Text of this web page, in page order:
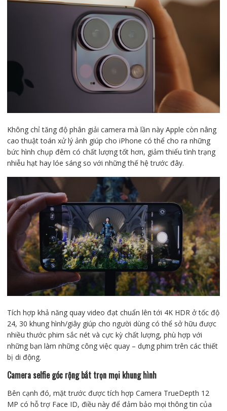
Không chỉ tăng độ phân giải camera mà lần này Apple còn nâng
cao thuật toán xử lý ảnh giúp cho iPhone có thể cho ra những
bức hình chụp đêm có chất lượng tốt hơn, giảm thiểu tình trạng
nhiễu hạt hay lóe sáng so với những thế hệ trước đây.
Tích hợp khả năng quay video đạt chuẩn lên tới 4K HDR ở tốc độ
24, 30 khung hình/giây giúp cho người dùng có thể sở hữu được
nhiều thước phim sắc nét và cực kỳ chất lượng, phù hợp với
những bạn làm những công việc quay – dựng phim trên các thiết
bị di động.
Camera selfie góc rộng bắt trọn mọi khung hình
Bên cạnh đó, mặt trước được tích hợp Camera TrueDepth 12
MP có hỗ trợ Face ID, điều này để đảm bảo mọi thông tin của